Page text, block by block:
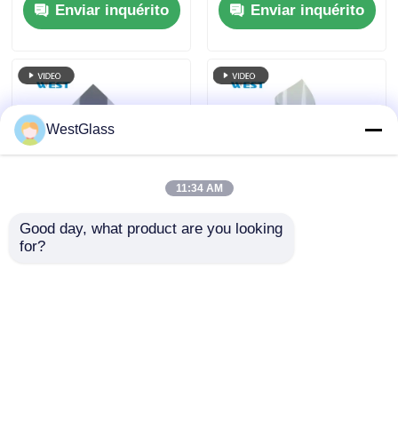
Cerâmica, Película
Solar Automotiva,
Lateral e Para-brisa
Dianteiro, Cor Preta
Enviar inquérito
Enviar inquérito
4 mil espessura Tinta
4 mil de espessura
WestGlass
11:34 AM
Good day, what product are you looking
for?